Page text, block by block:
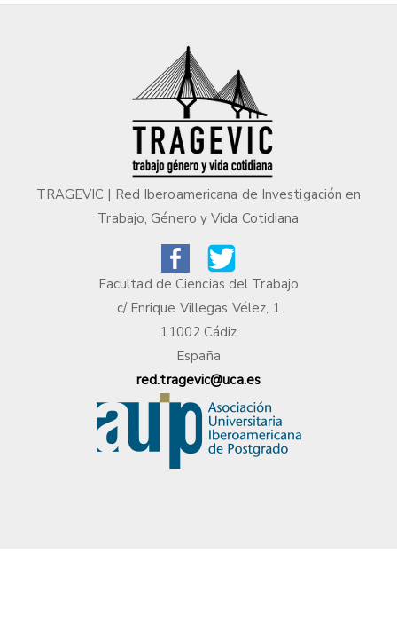
TRAGEVIC | Red Iberoamericana de Investigación en
Trabajo, Género y Vida Cotidiana
Facultad de Ciencias del Trabajo
c/ Enrique Villegas Vélez, 1
11002 Cádiz
España
red.tragevic@uca.es